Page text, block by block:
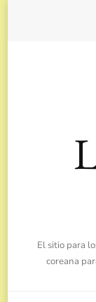
El sitio para
coreana